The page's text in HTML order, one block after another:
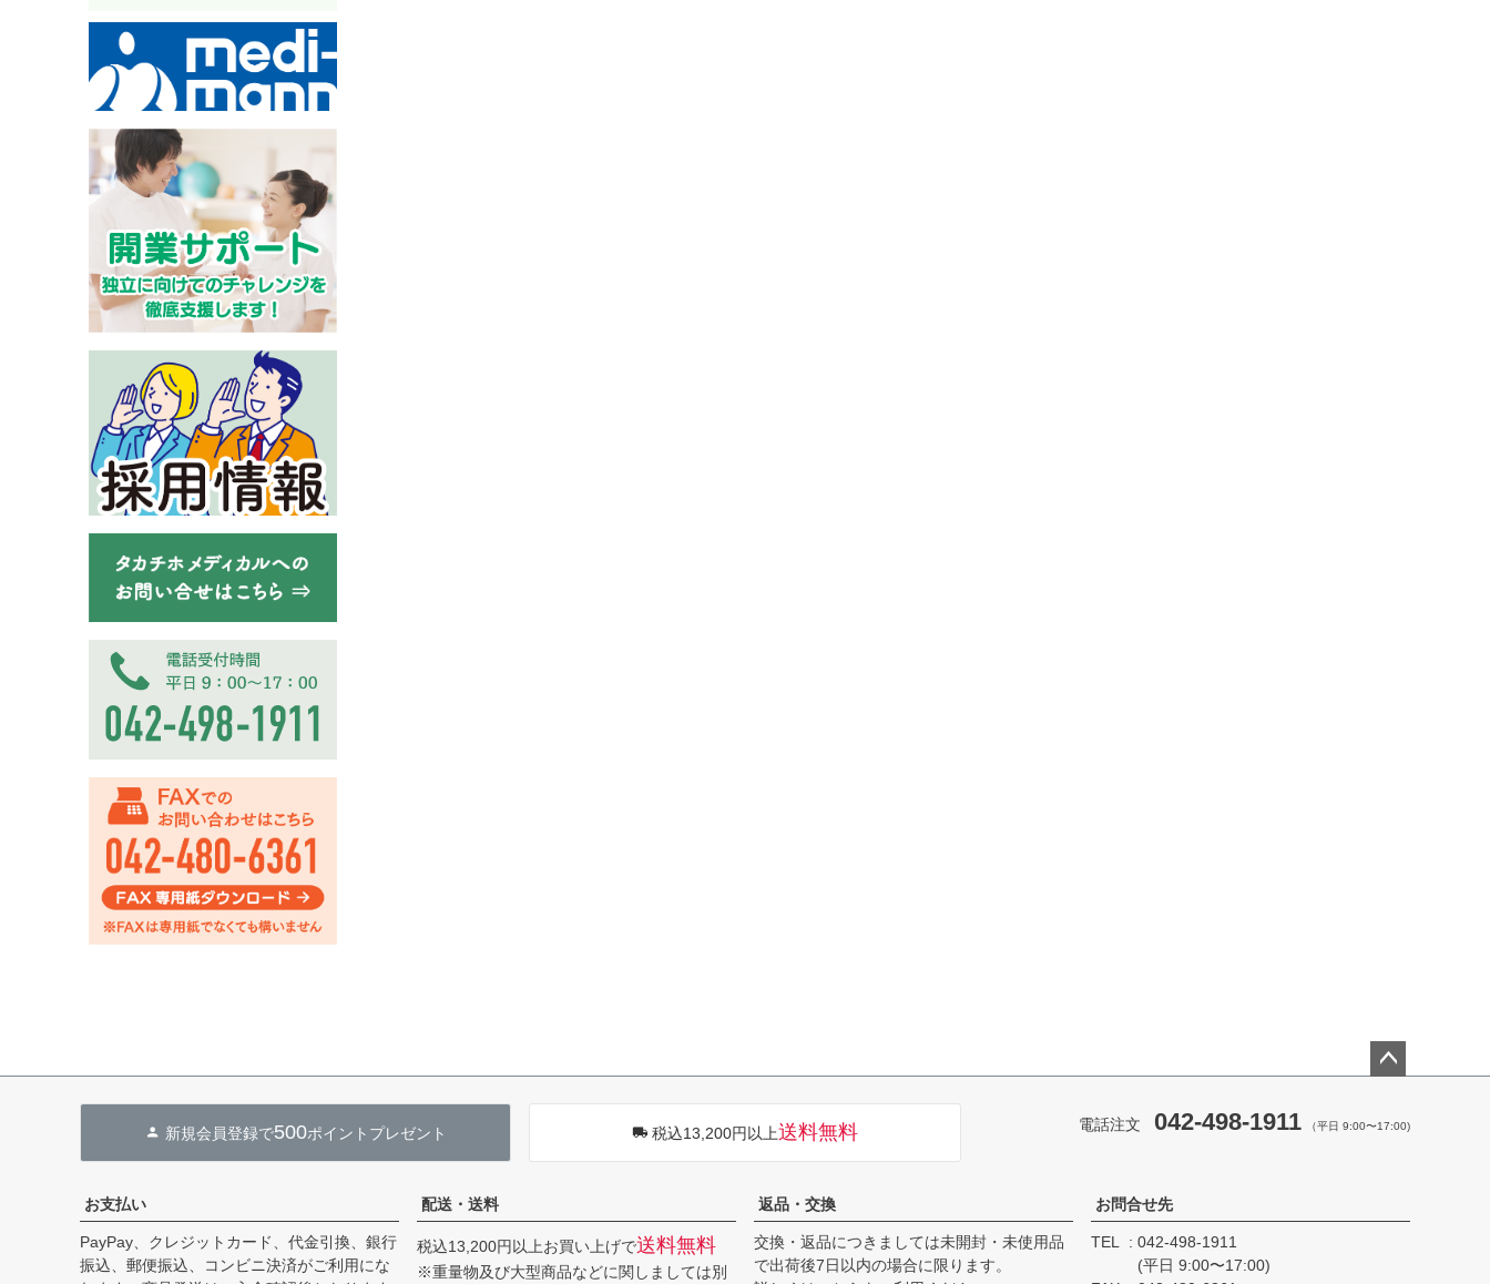
ップ
新規会員登録で500ポイントプレゼント 税込13,200円以上送料無料 電話注文 042-498-1911 （平日 9:00〜17:00)
お支払い
PayPay、クレジットカード、代金引換、銀行
振込、郵便振込、コンビニ決済がご利用にな
配送・送料
税込13,200円以上お買い上げで送料無料
※重量物及び大型商品などに関しましては別
返品・交換
交換・返品につきましては未開封・未使用品
で出荷後7日以内の場合に限ります。
お問合せ先
TEL
042-498-1911
(平日 9:00〜17:00)